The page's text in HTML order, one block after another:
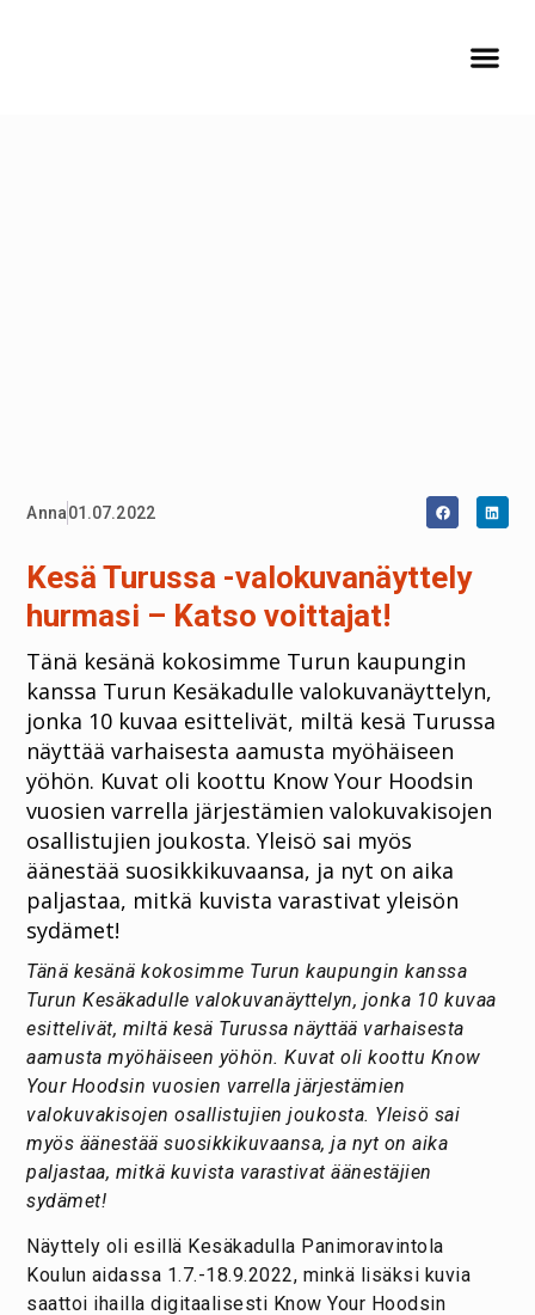
Anna01.07.2022
Kesä Turussa -valokuvanäyttely
hurmasi – Katso voittajat!
Tänä kesänä kokosimme Turun kaupungin
kanssa Turun Kesäkadulle valokuvanäyttelyn,
jonka 10 kuvaa esittelivät, miltä kesä Turussa
näyttää varhaisesta aamusta myöhäiseen
yöhön. Kuvat oli koottu Know Your Hoodsin
vuosien varrella järjestämien valokuvakisojen
osallistujien joukosta. Yleisö sai myös
äänestää suosikkikuvaansa, ja nyt on aika
paljastaa, mitkä kuvista varastivat yleisön
sydämet!
Tänä kesänä kokosimme Turun kaupungin kanssa
Turun Kesäkadulle valokuvanäyttelyn, jonka 10 kuvaa
esittelivät, miltä kesä Turussa näyttää varhaisesta
aamusta myöhäiseen yöhön. Kuvat oli koottu Know
Your Hoodsin vuosien varrella järjestämien
valokuvakisojen osallistujien joukosta. Yleisö sai
myös äänestää suosikkikuvaansa, ja nyt on aika
paljastaa, mitkä kuvista varastivat äänestäjien
sydämet!
Näyttely oli esillä Kesäkadulla Panimoravintola
Koulun aidassa 1.7.-18.9.2022, minkä lisäksi kuvia
saattoi ihailla digitaalisesti Know Your Hoodsin